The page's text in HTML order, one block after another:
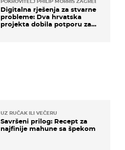
UZ RUČAK ILI VEČERU
Savršeni prilog: Recept za
najfinije mahune sa špekom
POKROVITELJ PHILIP MORRIS ZAGREB
Digitalna rješenja za stvarne
probleme: Dva hrvatska
projekta dobila potporu za